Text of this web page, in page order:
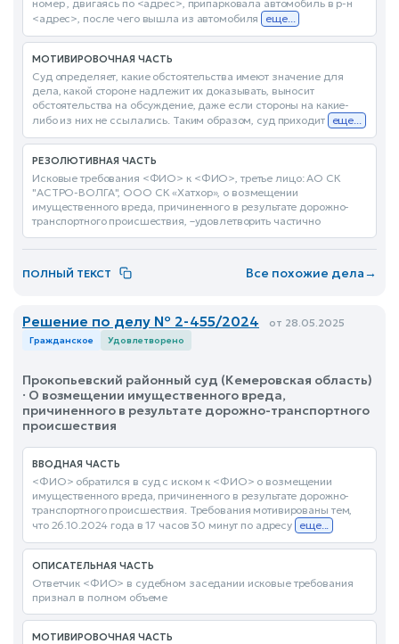
номер , двигаясь по <адрес>, припарковала автомобиль в р-н
<адрес>, после чего вышла из автомобиля еще...
МОТИВИРОВОЧНАЯ ЧАСТЬ
Суд определяет, какие обстоятельства имеют значение для
дела, какой стороне надлежит их доказывать, выносит
обстоятельства на обсуждение, даже если стороны на какие-
либо из них не ссылались. Таким образом, суд приходит еще...
РЕЗОЛЮТИВНАЯ ЧАСТЬ
Исковые требования <ФИО> к <ФИО>, третье лицо: АО СК
"АСТРО-ВОЛГА", ООО СК «Хатхор», о возмещении
имущественного вреда, причиненного в результате дорожно-
транспортного происшествия, –удовлетворить частично
ПОЛНЫЙ ТЕКСТ Все похожие дела→
Решение по делу № 2-455/2024 от 28.05.2025
Гражданское Удовлетворено
Прокопьевский районный суд (Кемеровская область)
· О возмещении имущественного вреда,
причиненного в результате дорожно-транспортного
происшествия
ВВОДНАЯ ЧАСТЬ
<ФИО> обратился в суд с иском к <ФИО> о возмещении
имущественного вреда, причиненного в результате дорожно-
транспортного происшествия. Требования мотивированы тем,
что 26.10.2024 года в 17 часов 30 минут по адресу еще...
ОПИСАТЕЛЬНАЯ ЧАСТЬ
Ответчик <ФИО> в судебном заседании исковые требования
признал в полном объеме
МОТИВИРОВОЧНАЯ ЧАСТЬ